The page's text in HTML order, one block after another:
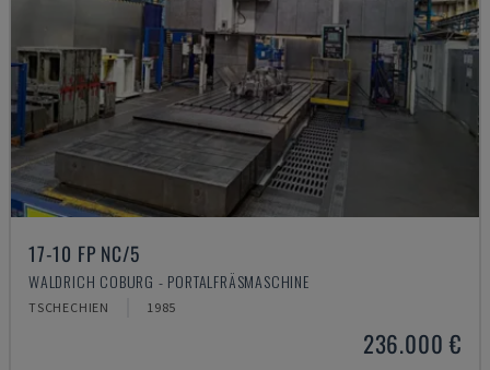
17-10 FP NC/5
WALDRICH COBURG - PORTALFRÄSMASCHINE
TSCHECHIEN 1985
236.000 €